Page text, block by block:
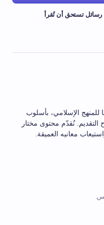
رسائل تستحق أن تُقرأ
الإسلامي، بأسلوب
نُقدّم محتوى مختار
معانيه العميقة.